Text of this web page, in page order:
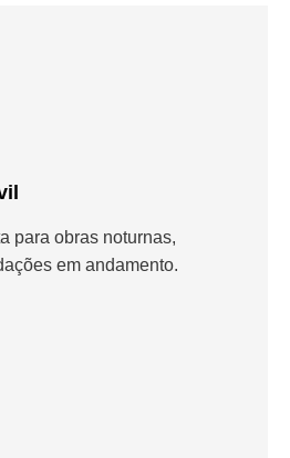
para obras noturnas,
em andamento.